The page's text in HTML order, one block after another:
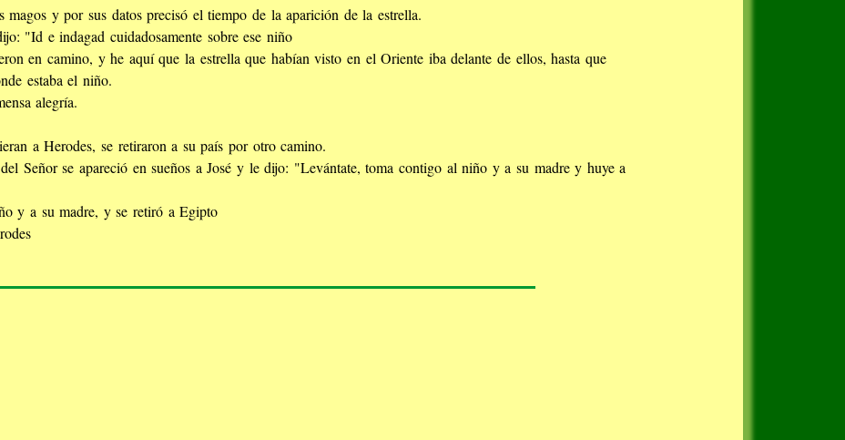
magos y por sus datos precisó el tiempo de la aparición de la estrella.
"Id e indagad cuidadosamente sobre ese niño
en camino, y he aquí que la estrella que habían visto en el Oriente iba delante de ellos, hasta que
estaba el niño.
alegría.
a Herodes, se retiraron a su país por otro camino.
Señor se apareció en sueños a José y le dijo: "Levántate, toma contigo al niño y a su madre y huye a
y a su madre, y se retiró a Egipto